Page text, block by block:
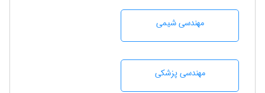
مهندسي شيمی
مهندسی پزشکی